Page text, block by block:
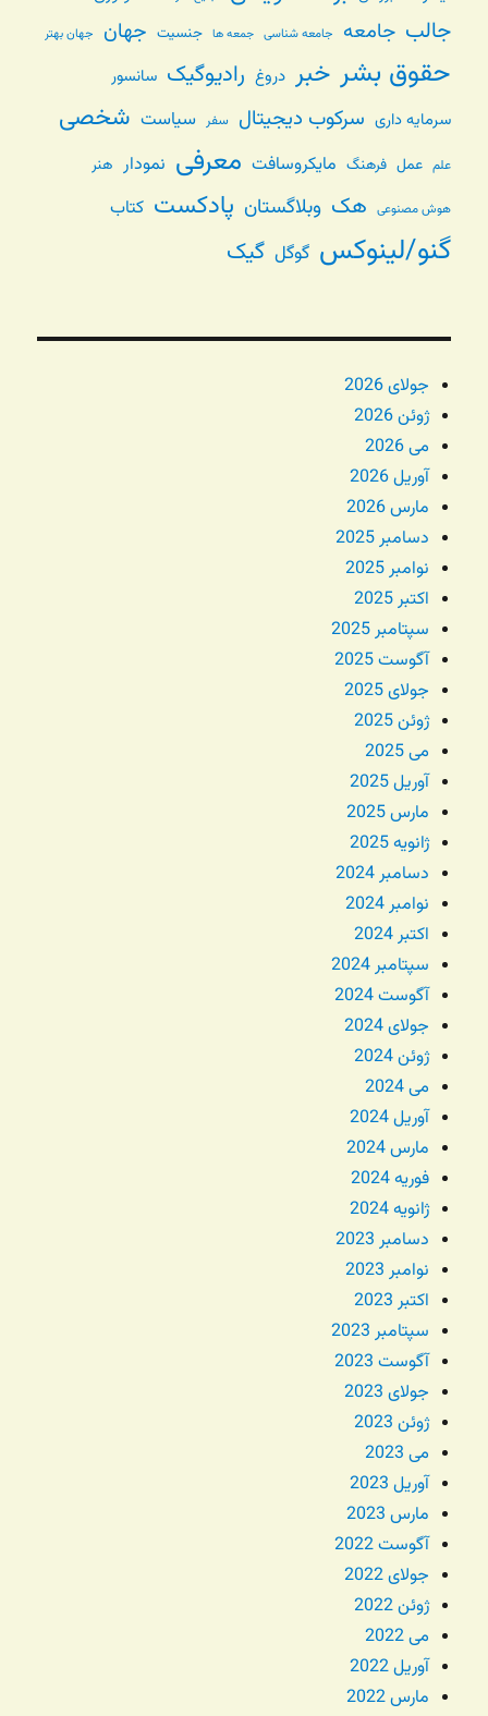
جالب جامعه جامعه شناسی جمعه ها جنسیت جهان جهان بهتر
حقوق بشر خبر دروغ رادیوگیک سانسور
سرمایه داری سرکوب دیجیتال سفر سیاست شخصی
علم عمل فرهنگ مایکروسافت معرفی نمودار هنر
هوش مصنوعی هک وبلاگستان پادکست کتاب
گنو/لینوکس گوگل گیک
جولای 2026
ژوئن 2026
می 2026
آوریل 2026
مارس 2026
دسامبر 2025
نوامبر 2025
اکتبر 2025
سپتامبر 2025
آگوست 2025
جولای 2025
ژوئن 2025
می 2025
آوریل 2025
مارس 2025
ژانویه 2025
دسامبر 2024
نوامبر 2024
اکتبر 2024
سپتامبر 2024
آگوست 2024
جولای 2024
ژوئن 2024
می 2024
آوریل 2024
مارس 2024
فوریه 2024
ژانویه 2024
دسامبر 2023
نوامبر 2023
اکتبر 2023
سپتامبر 2023
آگوست 2023
جولای 2023
ژوئن 2023
می 2023
آوریل 2023
مارس 2023
آگوست 2022
جولای 2022
ژوئن 2022
می 2022
آوریل 2022
مارس 2022